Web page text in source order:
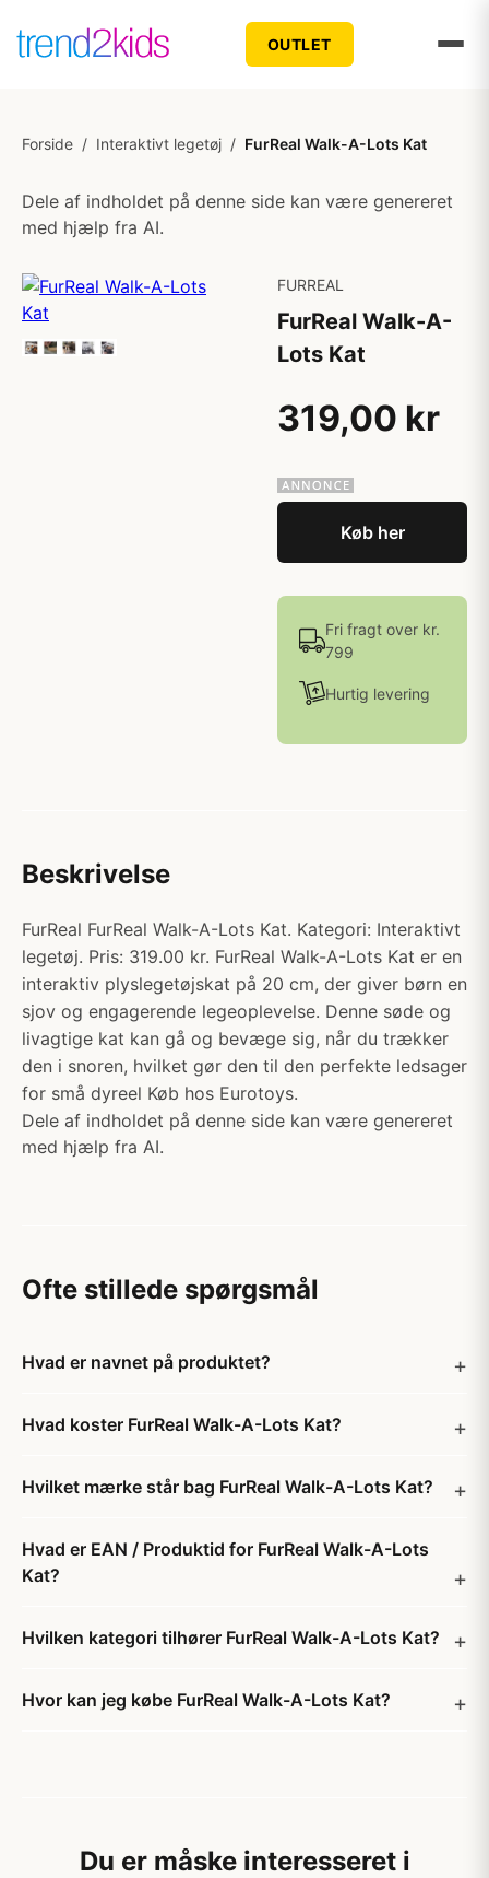
OUTLET
Forside / Interaktivt legetøj / FurReal Walk-A-Lots Kat
Dele af indholdet på denne side kan være genereret
med hjælp fra AI.
FURREAL
FurReal Walk-A-
Lots Kat
319,00 kr
Køb her
Fri fragt over kr.
799
Hurtig levering
Beskrivelse
FurReal FurReal Walk-A-Lots Kat. Kategori: Interaktivt
legetøj. Pris: 319.00 kr. FurReal Walk-A-Lots Kat er en
interaktiv plyslegetøjskat på 20 cm, der giver børn en
sjov og engagerende legeoplevelse. Denne søde og
livagtige kat kan gå og bevæge sig, når du trækker
den i snoren, hvilket gør den til den perfekte ledsager
for små dyreel Køb hos Eurotoys.
Dele af indholdet på denne side kan være genereret
med hjælp fra AI.
Ofte stillede spørgsmål
Hvad er navnet på produktet?
Hvad koster FurReal Walk-A-Lots Kat?
Hvilket mærke står bag FurReal Walk-A-Lots Kat?
Hvad er EAN / Produktid for FurReal Walk-A-Lots
Kat?
Hvilken kategori tilhører FurReal Walk-A-Lots Kat?
Hvor kan jeg købe FurReal Walk-A-Lots Kat?
Du er måske interesseret i